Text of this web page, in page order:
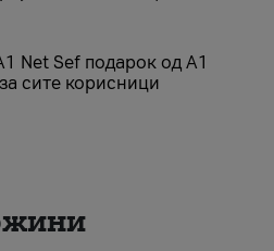
Net Sеf подарок од А1
сите корисници